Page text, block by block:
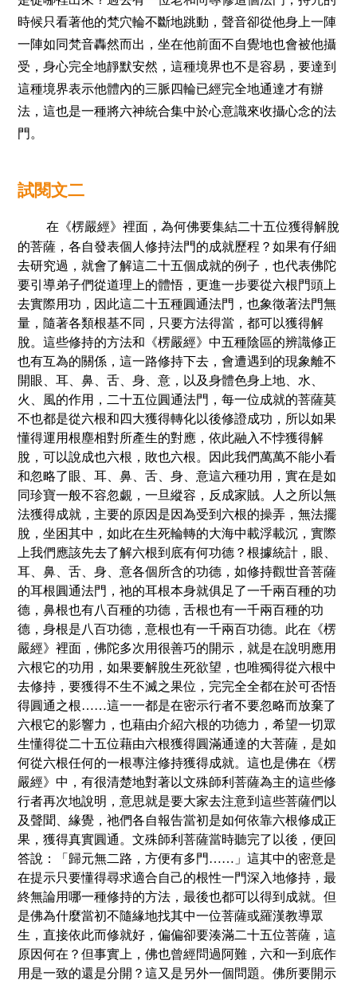
時候只看著他的梵穴輪不斷地跳動，聲音卻從他身上一陣
一陣如同梵音轟然而出，坐在他前面不自覺地也會被他攝
受，身心完全地靜默安然，這種境界也不是容易，要達到
這種境界表示他體內的三脈四輪已經完全地通達才有辦
法，這也是一種將六神統合集中於心意識來收攝心念的法
門。
試閱文二
在《楞嚴經》裡面，為何佛要集結二十五位獲得解脫
的菩薩，各自發表個人修持法門的成就歷程？如果有仔細
去研究過，就會了解這二十五個成就的例子，也代表佛陀
要引導弟子們從道理上的體悟，更進一步要從六根門頭上
去實際用功，因此這二十五種圓通法門，也象徵著法門無
量，隨著各類根基不同，只要方法得當，都可以獲得解
脫。這些修持的方法和《楞嚴經》中五種陰區的辨識修正
也有互為的關係，這一路修持下去，會遭遇到的現象離不
開眼、耳、鼻、舌、身、意，以及身體色身上地、水、
火、風的作用，二十五位圓通法門，每一位成就的菩薩莫
不也都是從六根和四大獲得轉化以後修證成功，所以如果
懂得運用根塵相對所產生的對應，依此融入不悖獲得解
脫 ，可以說成也六根，敗也六根。因此我們萬萬不能小看
和忽略了眼、耳、鼻、舌、身、意這六種功用，實在是如
同珍寶一般不容忽覷，一旦縱容，反成家賊。人之所以無
法獲得成就，主要的原因是因為受到六根的操弄，無法擺
脫 ，坐困其中，如此在生死輪轉的大海中載浮載沉，實際
上我們應該先去了解六根到底有何功德？根據統計，眼、
耳、鼻、舌、身、意各個所含的功德，如修持觀世音菩薩
的耳根圓通法門， 祂的耳根本身就俱足了一千兩百種的功
德，鼻根也有八百種的功德，舌根也有一千兩百種的功
德，身根是八百功德，意根也有一千兩百功德。此在《楞
嚴經》裡面，佛陀多次用很善巧的開示，就是在說明應用
六根它的功用，如果要解脫生死欲望，也唯獨得從六根中
去修持，要獲得不生不滅之果位，完完全全都在於可否悟
得圓通之根……這一一都是在密示行者不要忽略而放棄了
六根它的影響力，也藉由介紹六根的功德力，希望一切眾
生懂得從二十五位藉由六根獲得圓滿通達的大菩薩，是如
何從六根任何的一根專注修持獲得成就。這也是佛在《楞
嚴經》中，有很清楚地對著以文殊師利菩薩為主的這些修
行者再次地說明，意思就是要大家去注意到這些菩薩們以
及聲聞、緣覺， 祂們各自報告當初是如何依靠六根修成正
果，獲得真實圓通。文殊師利菩薩當時聽完了以後，便回
答說 ：「歸元無二路，方便有多門……」這其中的密意是
在提示只要懂得尋求適合自己的根性一門深入地修持，最
終無論用哪一種修持的方法，最後也都可以得到成就。但
是佛為什麼當初不隨緣地找其中一位菩薩或羅漢教導眾
生，直接依此而修就好，偏偏卻要湊滿二十五位菩薩，這
原因何在？但事實上，佛也曾經問過阿難，六和一到底作
用是一致的還是分開？這又是另外一個問題。佛所要開示